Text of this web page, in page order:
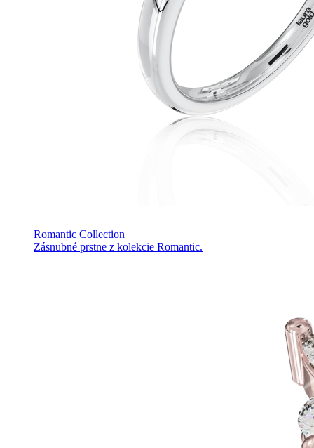
Romantic Collection
Zásnubné prstne z kolekcie Romantic.